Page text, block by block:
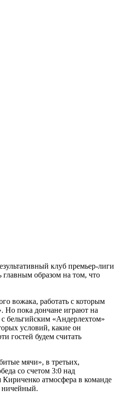
клуб премьер-лиги
главным образом на том, что
вожака, работать с которым
Но пока дончане играют на
бельгийским «Андерлехтом»
условий, какие он
гостей будем считать
мячи», в третьих,
со счетом 3:0 над
атмосфера в команде
ничейный.